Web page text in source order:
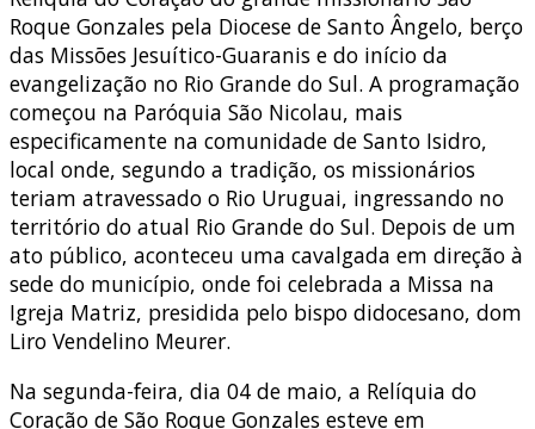
Roque Gonzales pela Diocese de Santo Ângelo, berço
das Missões Jesuítico-Guaranis e do início da
evangelização no Rio Grande do Sul. A programação
começou na Paróquia São Nicolau, mais
especificamente na comunidade de Santo Isidro,
local onde, segundo a tradição, os missionários
teriam atravessado o Rio Uruguai, ingressando no
território do atual Rio Grande do Sul. Depois de um
ato público, aconteceu uma cavalgada em direção à
sede do município, onde foi celebrada a Missa na
Igreja Matriz, presidida pelo bispo didocesano, dom
Liro Vendelino Meurer.
Na segunda-feira, dia 04 de maio, a Relíquia do
Coração de São Roque Gonzales esteve em